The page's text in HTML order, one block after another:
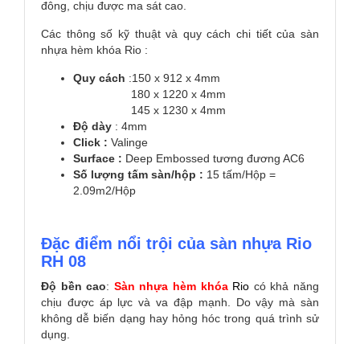
đông, chịu được ma sát cao.
Các thông số kỹ thuật và quy cách chi tiết của sàn
nhựa hèm khóa Rio :
Quy cách :150 x 912 x 4mm
180 x 1220 x 4mm
145 x 1230 x 4mm
Độ dày : 4mm
Click : Valinge
Surface : Deep Embossed tương đương AC6
Số lượng tấm sàn/hộp : 15 tấm/Hộp =
2.09m2/Hộp
Đặc điểm nổi trội của sàn nhựa Rio
RH 08
Độ bền cao: Sàn nhựa hèm khóa Rio có khả năng
chịu được áp lực và va đập mạnh. Do vậy mà sàn
không dễ biến dạng hay hỏng hóc trong quá trình sử
dụng.